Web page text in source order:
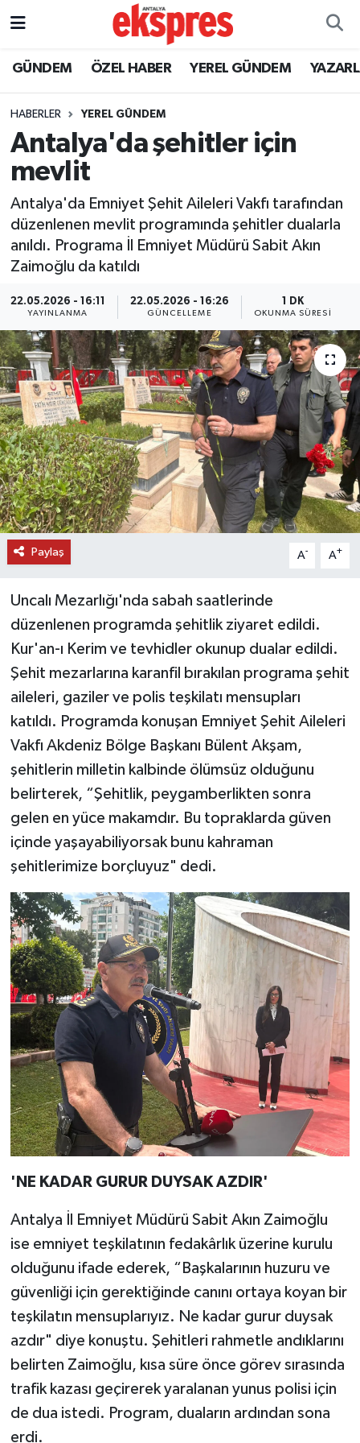
GÜNDEM ÖZEL HABER YEREL GÜNDEM
HABERLER YEREL GÜNDEM
Antalya'da şehitler için
mevlit
Antalya'da Emniyet Şehit Aileleri Vakfı tarafından
düzenlenen mevlit programında şehitler dualarla
anıldı. Programa İl Emniyet Müdürü Sabit Akın
Zaimoğlu da katıldı
22.05.2026 - 16:11
YAYINLANMA
22.05.2026 - 16:26
GÜNCELLEME
1 DK
OKUNMA SÜRESI
Paylaş A- A+
Uncalı Mezarlığı'nda sabah saatlerinde
düzenlenen programda şehitlik ziyaret edildi.
Kur'an-ı Kerim ve tevhidler okunup dualar edildi.
Şehit mezarlarına karanfil bırakılan programa şehit
aileleri, gaziler ve polis teşkilatı mensupları
katıldı. Programda konuşan Emniyet Şehit Aileleri
Vakfı Akdeniz Bölge Başkanı Bülent Akşam,
şehitlerin milletin kalbinde ölümsüz olduğunu
belirterek, “Şehitlik, peygamberlikten sonra
gelen en yüce makamdır. Bu topraklarda güven
içinde yaşayabiliyorsak bunu kahraman
şehitlerimize borçluyuz" dedi.
'NE KADAR GURUR DUYSAK AZDIR'
Antalya İl Emniyet Müdürü Sabit Akın Zaimoğlu
ise emniyet teşkilatının fedakârlık üzerine kurulu
olduğunu ifade ederek, “Başkalarının huzuru ve
güvenliği için gerektiğinde canını ortaya koyan bir
teşkilatın mensuplarıyız. Ne kadar gurur duysak
azdır" diye konuştu. Şehitleri rahmetle andıklarını
belirten Zaimoğlu, kısa süre önce görev sırasında
trafik kazası geçirerek yaralanan yunus polisi için
de dua istedi. Program, duaların ardından sona
erdi.
ÖZEL HABER
YEREL GÜNDEM
EKONOMİ
KÜLTÜR - SANAT
SPOR
SİYASET
SAĞLIK
DÜNYA
EĞİTİM
TURİZM
RÖPORTAJ
VİDEO HABERLER
YAZARLAR
RESMİ İLAN
MAGAZİN
Nöbetçi Eczaneler
Trafik Durumu
Süper Lig Puan Durumu ve Fikstür
Tüm Manşetler
Son Dakika Haberleri
Haber Arşivi